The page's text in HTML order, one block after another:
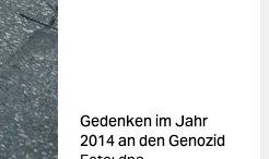
Gedenken im Jahr
2014 an den Genozid